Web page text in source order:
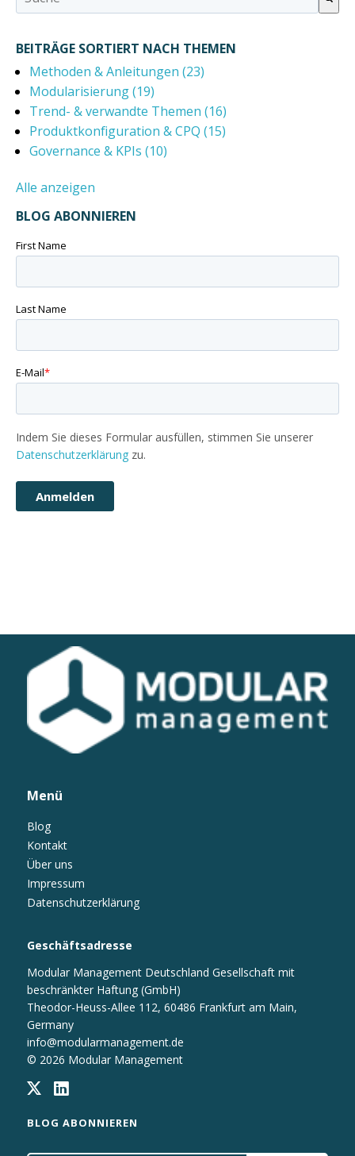
BEITRÄGE SORTIERT NACH THEMEN
Methoden & Anleitungen (23)
Modularisierung(19)
Trend- & verwandte Themen (16)
Produktkonfiguration & CPQ (15)
Governance & KPIs (10)
Alle anzeigen
BLOG ABONNIEREN
First Name
Last Name
E-Mail*
Indem Sie dieses Formular ausfüllen, stimmen Sie unserer
Datenschutzerklärung zu.
Menü
Blog
Kontakt
Über uns
Impressum
Datenschutzerklärung
Geschäftsadresse
Modular Management Deutschland Gesellschaft mit
beschränkter Haftung (GmbH)
Theodor-Heuss-Allee 112, 60486 Frankfurt am Main,
Germany
info@modularmanagement.de
© 2026 Modular Management
BLOG ABONNIEREN